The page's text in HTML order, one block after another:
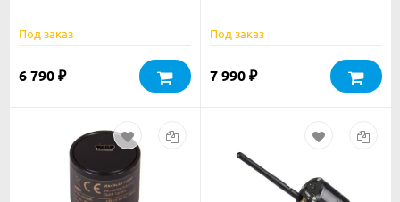
Под заказ
6 790 ₽
Под заказ
7 990 ₽